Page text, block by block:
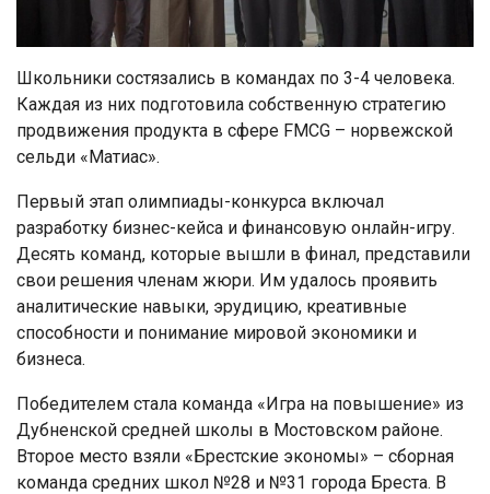
Школьники состязались в командах по 3-4 человека.
Каждая из них подготовила собственную стратегию
продвижения продукта в сфере FMCG – норвежской
сельди «Матиас».
Первый этап олимпиады-конкурса включал
разработку бизнес-кейса и финансовую онлайн-игру.
Десять команд, которые вышли в финал, представили
свои решения членам жюри. Им удалось проявить
аналитические навыки, эрудицию, креативные
способности и понимание мировой экономики и
бизнеса.
Победителем стала команда «Игра на повышение» из
Дубненской средней школы в Мостовском районе.
Второе место взяли «Брестские экономы» – сборная
команда средних школ №28 и №31 города Бреста. В